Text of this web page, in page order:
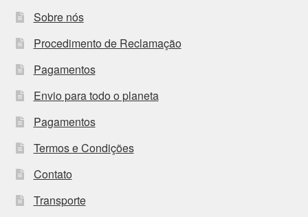
Sobre nós
Procedimento de Reclamação
Pagamentos
Envio para todo o planeta
Pagamentos
Termos e Condições
Contato
Transporte